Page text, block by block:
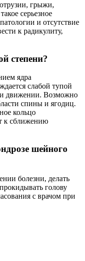
грыжи,
серьезное
и отсутствие
к радикулиту,
степени?
ядра
слабой тупой
движении. Возможно
спины и ягодиц.
кольцо
к сближению
шейного
болезни, делать
голову
с врачом при